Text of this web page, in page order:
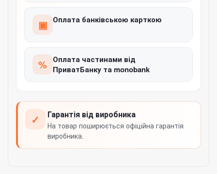
▣ Оплата банківською карткою
% Оплата частинами від
ПриватБанку та monobank
✓ Гарантія від виробника
На товар поширюється офіційна гарантія
виробника.